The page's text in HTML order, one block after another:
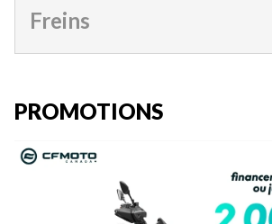
Freins
PROMOTIONS